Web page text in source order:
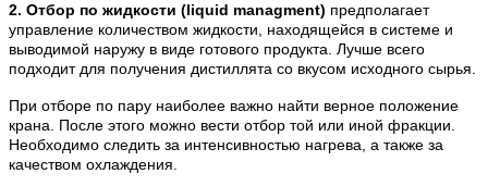
2. Отбор по жидкости (liquid managment) предполагает
управление количеством жидкости, находящейся в системе и
выводимой наружу в виде готового продукта. Лучше всего
подходит для получения дистиллята со вкусом исходного сырья.
При отборе по пару наиболее важно найти верное положение
крана. После этого можно вести отбор той или иной фракции.
Необходимо следить за интенсивностью нагрева, а также за
качеством охлаждения.